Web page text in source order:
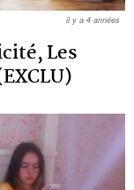
Les
il y a 4 années